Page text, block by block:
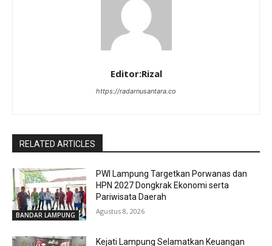
Editor:Rizal
https://radarnusantara.co
RELATED ARTICLES
BANDAR LAMPUNG
PWI Lampung Targetkan Porwanas dan
HPN 2027 Dongkrak Ekonomi serta
Pariwisata Daerah
Agustus 8, 2026
Kejati Lampung Selamatkan Keuangan